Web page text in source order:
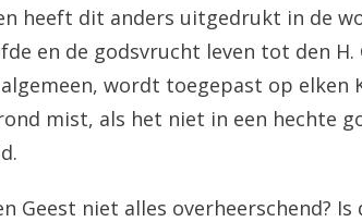
heeft dit anders uitgedrukt in de
en de godsvrucht leven tot den H.
wordt toegepast op elken
mist, als het niet in een hechte
Geest niet alles overheerschend?